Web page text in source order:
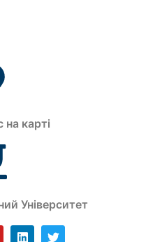
на карті
Університет